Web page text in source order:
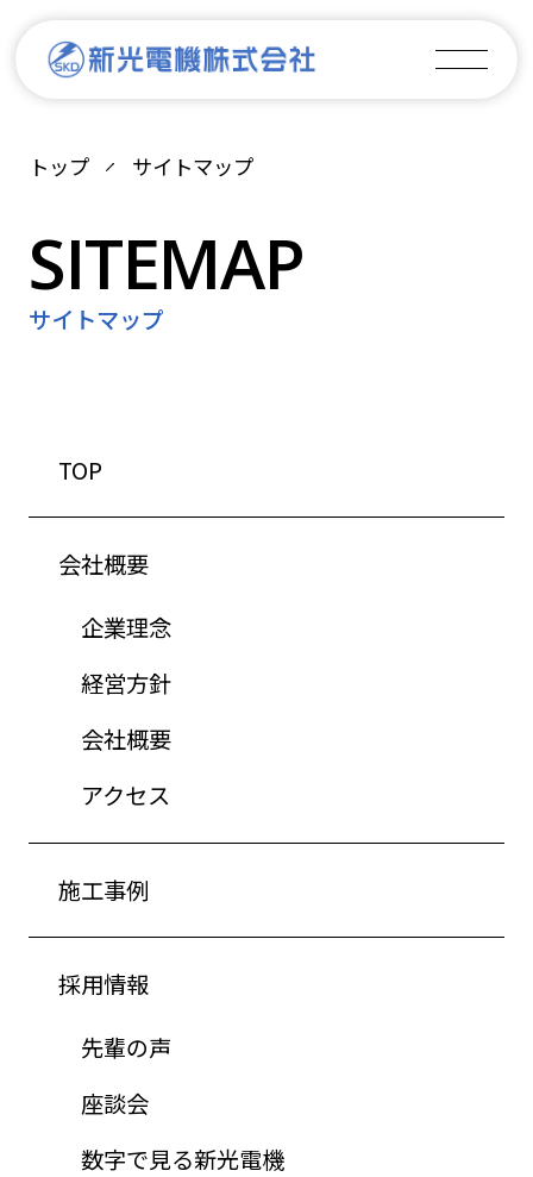
トップ サイトマップ
サイトマップ
TOP
会社概要
企業理念
経営方針
会社概要
アクセス
施工事例
採用情報
先輩の声
座談会
数字で見る新光電機